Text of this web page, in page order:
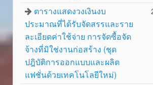
ตารางแสดงวงเงินงบ
ประมาณที่ได้รับจัดสรรและราย
ละเอียดค่าใช้จ่าย การจัดซื้อจัด
จ้างที่มิใช่งานก่อสร้าง (ชุด
ปฎิบัติการออกแบบและผลิต
แฟชั่นด้วยเทคโนโลยีใหม่)